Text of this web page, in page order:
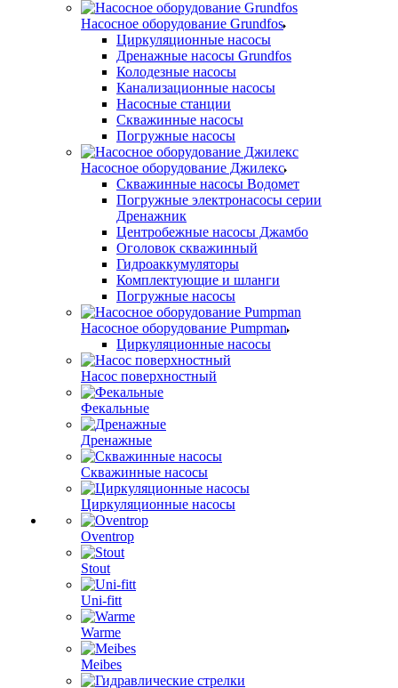
Насосное оборудование Grundfos
Циркуляционные насосы
Дренажные насосы Grundfos
Колодезные насосы
Канализационные насосы
Насосные станции
Скважинные насосы
Погружные насосы
Насосное оборудование Джилекс
Скважинные насосы Водомет
Погружные электронасосы серии
Дренажник
Центробежные насосы Джамбо
Оголовок скважинный
Гидроаккумуляторы
Комплектующие и шланги
Погружные насосы
Насосное оборудование Pumpman
Циркуляционные насосы
Насос поверхностный
Фекальные
Дренажные
Скважинные насосы
Циркуляционные насосы
Oventrop
Stout
Uni-fitt
Warme
Meibes